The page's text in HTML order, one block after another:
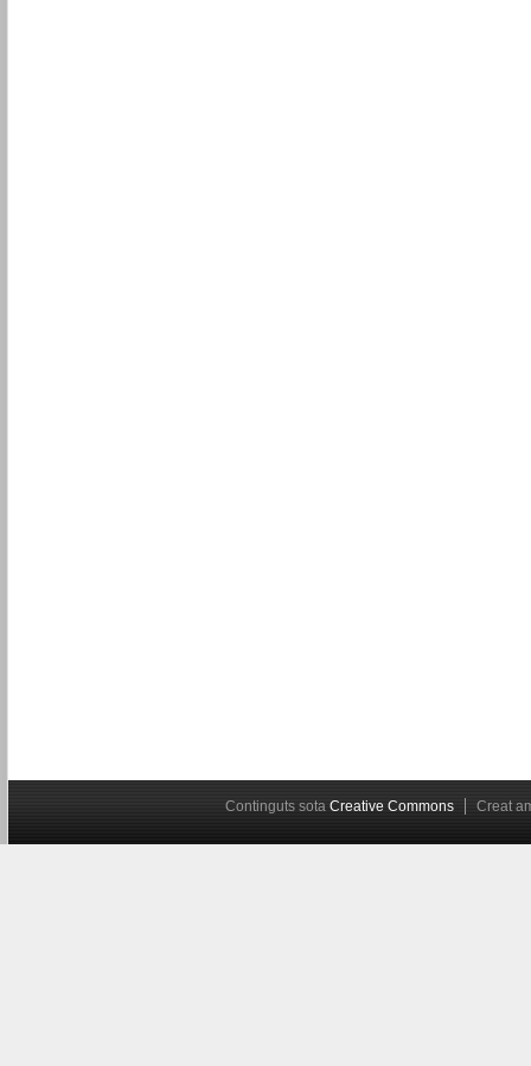
Continguts sota Creative Commons Creat